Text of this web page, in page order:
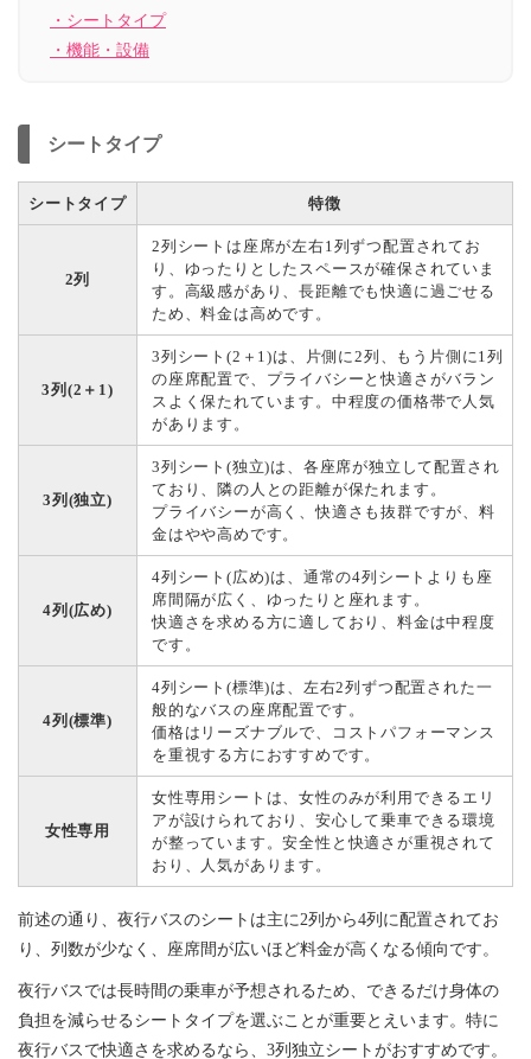
・シートタイプ
・機能・設備
シートタイプ
シートタイプ 特徴
2列
2列シートは座席が左右1列ずつ配置されてお
り、ゆったりとしたスペースが確保されていま
す。高級感があり、長距離でも快適に過ごせる
ため、料金は高めです。
3列(2＋1)
3列シート(2＋1)は、片側に2列、もう片側に1列
の座席配置で、プライバシーと快適さがバラン
スよく保たれています。中程度の価格帯で人気
があります。
3列(独立)
3列シート(独立)は、各座席が独立して配置され
ており、隣の人との距離が保たれます。
プライバシーが高く、快適さも抜群ですが、料
金はやや高めです。
4列(広め)
4列シート(広め)は、通常の4列シートよりも座
席間隔が広く、ゆったりと座れます。
快適さを求める方に適しており、料金は中程度
です。
4列(標準)
4列シート(標準)は、左右2列ずつ配置された一
般的なバスの座席配置です。
価格はリーズナブルで、コストパフォーマンス
を重視する方におすすめです。
女性専用
女性専用シートは、女性のみが利用できるエリ
アが設けられており、安心して乗車できる環境
が整っています。安全性と快適さが重視されて
おり、人気があります。
前述の通り、夜行バスのシートは主に2列から4列に配置されてお
り、列数が少なく、座席間が広いほど料金が高くなる傾向です。
夜行バスでは長時間の乗車が予想されるため、できるだけ身体の
負担を減らせるシートタイプを選ぶことが重要とえいます。特に
夜行バスで快適さを求めるなら、3列独立シートがおすすめです。